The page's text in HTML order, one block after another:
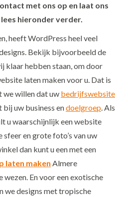
met ons op en laat ons
hieronder verder.
heeft WordPress heel veel
Bekijk bijvoorbeeld de
klaar hebben staan, om door
laten maken voor u. Dat is
we willen dat uw bedrijfswebsite
bij uw business endoelgroep. Als
u waarschijnlijk een website
en grote foto’s van uw
dan kunt u een met een
laten maken Almere
wezen. En voor een exotische
designs met tropische